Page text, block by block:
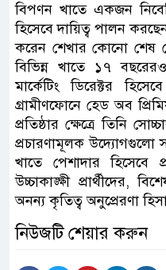
বিপণন খাতে একজন
হিসেবে দায়িত্ব পালন
করেন শেখার কোনো শেষ
বিভিন্ন খাতে ১৭
মার্কেটিং ডিরেক্টর
গ্রামীণফোনে হেড অব
প্রতিষ্ঠার ক্ষেত্রে তিনি
প্রচারণামূলক উদ্যোগগুলো
খাতে পেশাদার হিসেবে
উচ্চাকাঙ্ক্ষী প্রার্থীদের,
অনন্য কৃতিত্ব অনুপ্রেরণা
নিউজটি শেয়ার করুন